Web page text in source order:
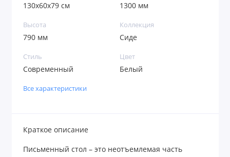
130х60х79 см 1300 мм
Высота
790 мм
Коллекция
Сиде
Стиль
Современный
Цвет
Белый
Все характеристики
Краткое описание
Письменный стол – это неотъемлемая часть